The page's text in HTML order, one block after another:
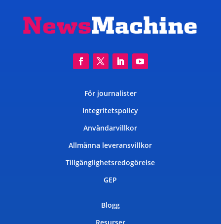
För journalister
Integritetspolicy
Användarvillkor
Allmänna leveransvillkor
Tillgänglighetsredogörelse
GEP
Blogg